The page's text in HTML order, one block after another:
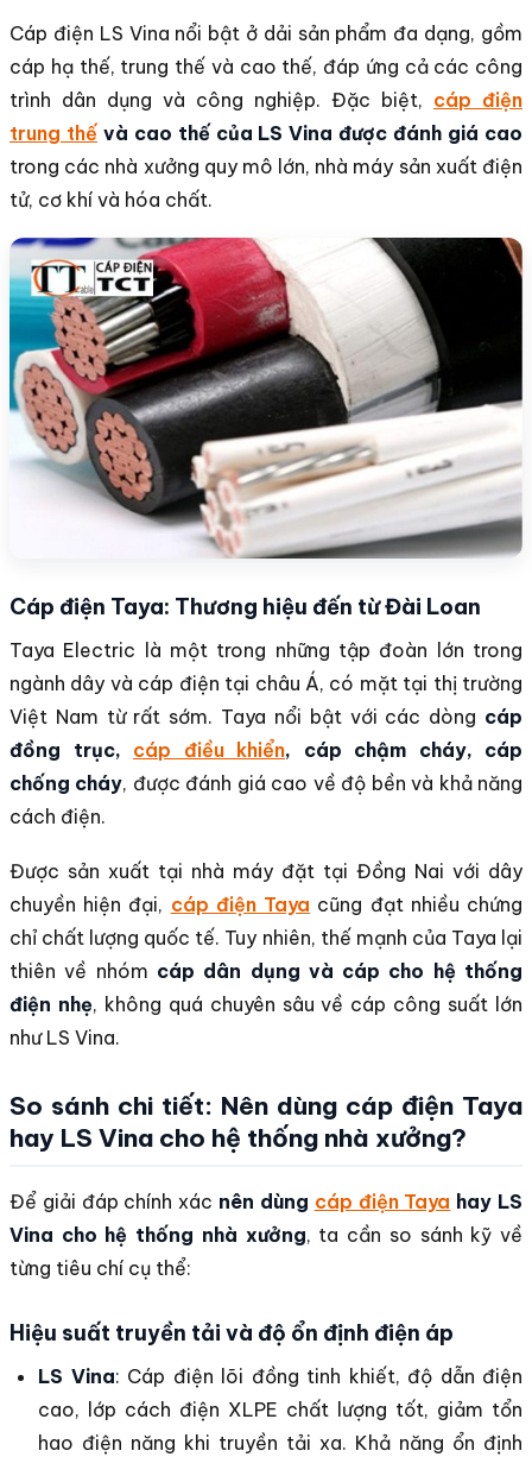
Cáp điện LS Vina nổi bật ở dải sản phẩm đa dạng, gồm
cáp hạ thế, trung thế và cao thế, đáp ứng cả các công
trình dân dụng và công nghiệp. Đặc biệt, cáp điện
trung thếvà cao thế của LS Vina được đánh giá cao
trong các nhà xưởng quy mô lớn, nhà máy sản xuất điện
tử, cơ khí và hóa chất.
Cáp điện Taya: Thương hiệu đến từ Đài Loan
Taya Electric là một trong những tập đoàn lớn trong
ngành dây và cáp điện tại châu Á, có mặt tại thị trường
Việt Nam từ rất sớm. Taya nổi bật với các dòng cáp
đồng trục, cáp điều khiển, cáp chậm cháy, cáp
chống cháy, được đánh giá cao về độ bền và khả năng
cách điện.
Được sản xuất tại nhà máy đặt tại Đồng Nai với dây
chuyền hiện đại, cáp điện Taya cũng đạt nhiều chứng
chỉ chất lượng quốc tế. Tuy nhiên, thế mạnh của Taya lại
thiên về nhóm cáp dân dụng và cáp cho hệ thống
điện nhẹ, không quá chuyên sâu về cáp công suất lớn
như LS Vina.
So sánh chi tiết: Nên dùng cáp điện Taya
hay LS Vina cho hệ thống nhà xưởng?
Để giải đáp chính xác nên dùng cáp điện Taya hay LS
Vina cho hệ thống nhà xưởng, ta cần so sánh kỹ về
từng tiêu chí cụ thể:
Hiệu suất truyền tải và độ ổn định điện áp
LS Vina: Cáp điện lõi đồng tinh khiết, độ dẫn điện
cao, lớp cách điện XLPE chất lượng tốt, giảm tổn
hao điện năng khi truyền tải xa. Khả năng ổn định